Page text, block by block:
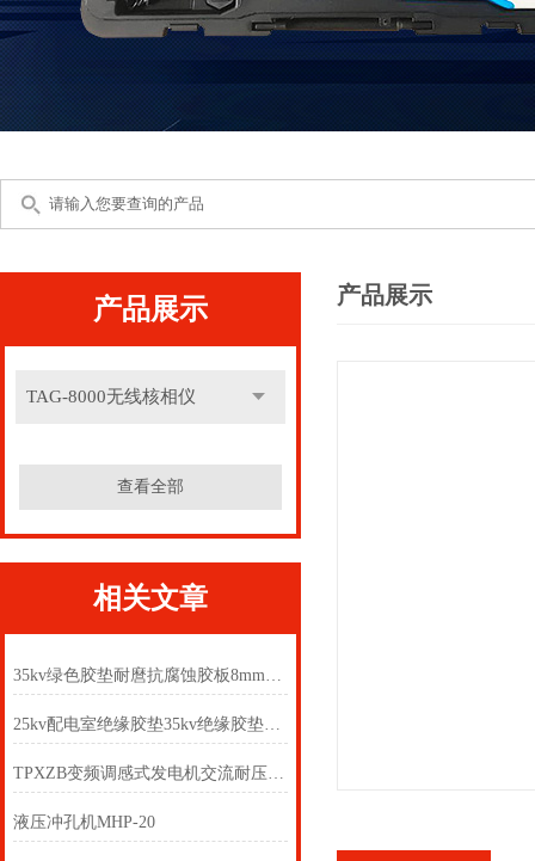
产品展示
TAG-8000无线核相仪
查看全部
相关文章
35kv绿色胶垫耐麿抗腐蚀胶板8mm防滑绝缘垫
25kv配电室绝缘胶垫35kv绝缘胶垫介绍JYD高压绝缘垫
TPXZB变频调感式发电机交流耐压装置
液压冲孔机MHP-20
产品展示